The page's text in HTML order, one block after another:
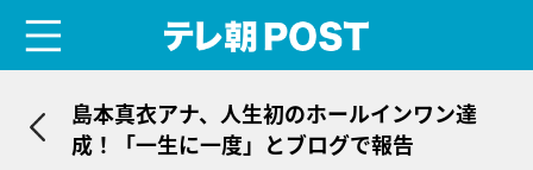
島本真衣アナ、人生初のホールインワン達
成！「一生に一度」とブログで報告